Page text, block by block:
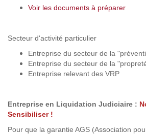
Voir les documents à préparer
Secteur d'activité particulier
Entreprise du secteur de la
Entreprise du secteur de la
Entreprise relevant des VRP
Entreprise en Liquidation Judiciaire :
Sensibiliser !
Pour que la garantie AGS (Association